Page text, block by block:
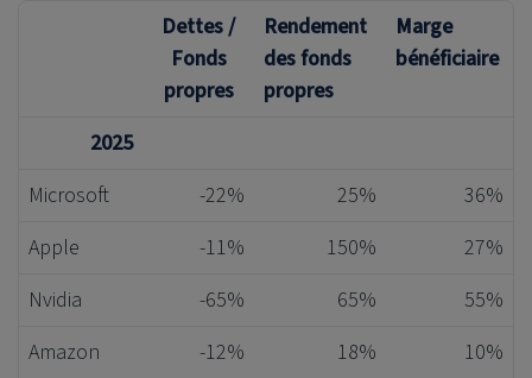
Dettes /
Fonds
propres
Rendement
des fonds
propres
Marge
bénéficiaire
2025
Microsoft
-22% 25%
36%
Apple
-11% 150%
27%
Nvidia
-65% 65%
55%
Amazon
-12% 18%
10%